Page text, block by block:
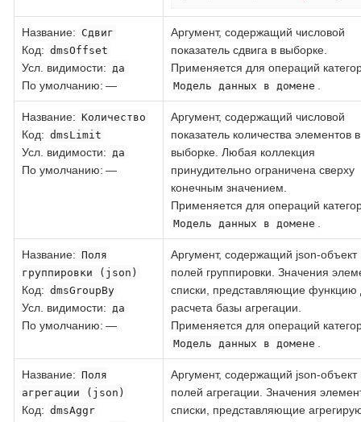
Название: Сдвиг
Код: dmsOffset
Усл. видимости: да
По умолчанию: —
Аргумент, содержащий числовой
показатель сдвига в выборке.
Применяется для операций
Модель данных в домене
Название: Количество
Код: dmsLimit
Усл. видимости: да
По умолчанию: —
Аргумент, содержащий числовой
показатель количества элементов в
выборке. Любая коллекция
принудительно ограничена сверху
конечным значением.
Применяется для операций
Модель данных в домене
Название: Поля
группировки (json)
Код: dmsGroupBy
Усл. видимости: да
По умолчанию: —
Аргумент, содержащий json-объект
полей группировки. Значения
списки, представляющие функцию
расчета базы агрегации.
Применяется для операций
Модель данных в домене
Название: Поля
агрегации (json)
Код: dmsAggr
Аргумент, содержащий json-объект
полей агрегации. Значения
списки, представляющие